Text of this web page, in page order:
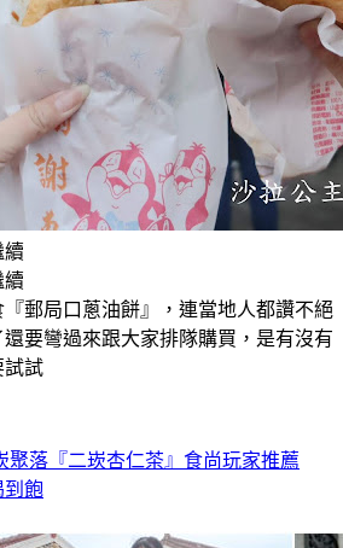
續
續
郵局口蔥油餅』，連當地人都讚不絕
要彎過來跟大家排隊購買，是有沒有
試試
聚落『二崁杏仁茶』食尚玩家推薦
到飽